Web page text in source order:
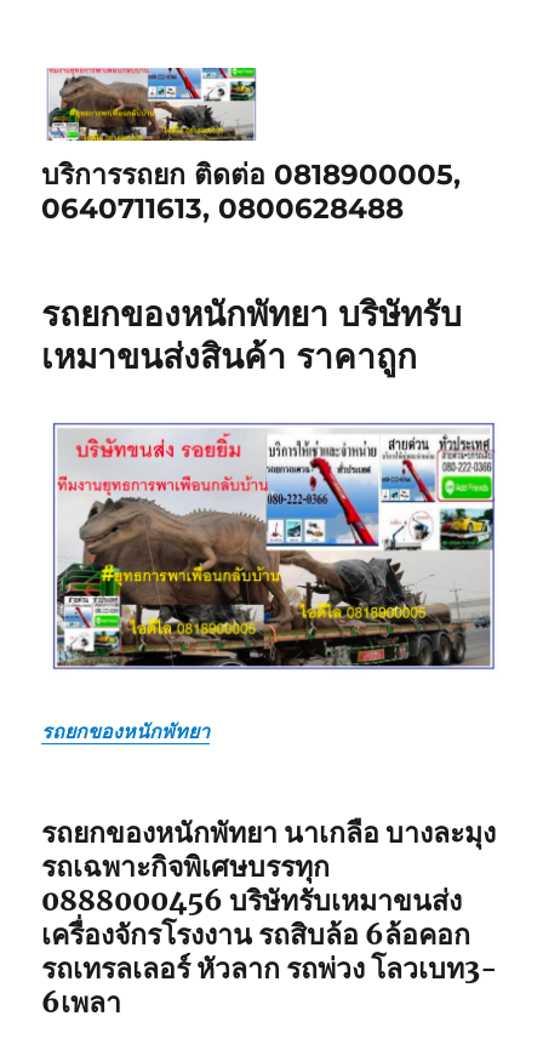
บริการรถยก ติดต่อ 0818900005,
0640711613, 0800628488
รถยกของหนักพัทยา บริษัทรับ
เหมาขนส่งสินค้า ราคาถูก
รถยกของหนักพัทยา
รถยกของหนักพัทยา นาเกลือ บางละมุง
รถเฉพาะกิจพิเศษบรรทุก
0888000456 บริษัทรับเหมาขนส่ง
เครื่องจักรโรงงาน รถสิบล้อ 6ล้อคอก
รถเทรลเลอร์ หัวลาก รถพ่วง โลวเบท3-
6เพลา